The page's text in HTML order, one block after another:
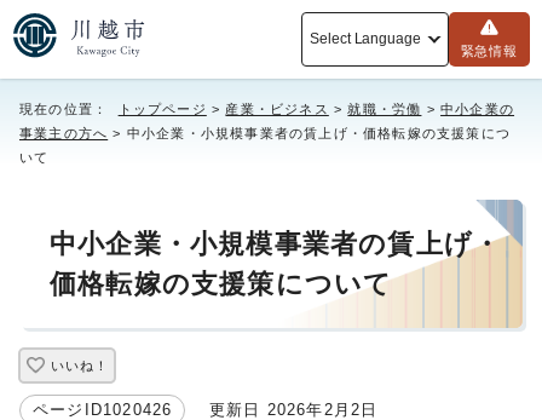
Select Language
緊急情報
現在の位置： トップページ > 産業・ビジネス >就職・労働 >中小企業の
事業主の方へ > 中小企業・小規模事業者の賃上げ・価格転嫁の支援策につ
いて
中小企業・小規模事業者の賃上げ・
価格転嫁の支援策について
いいね！
ページID1020426 更新日 2026年2月2日